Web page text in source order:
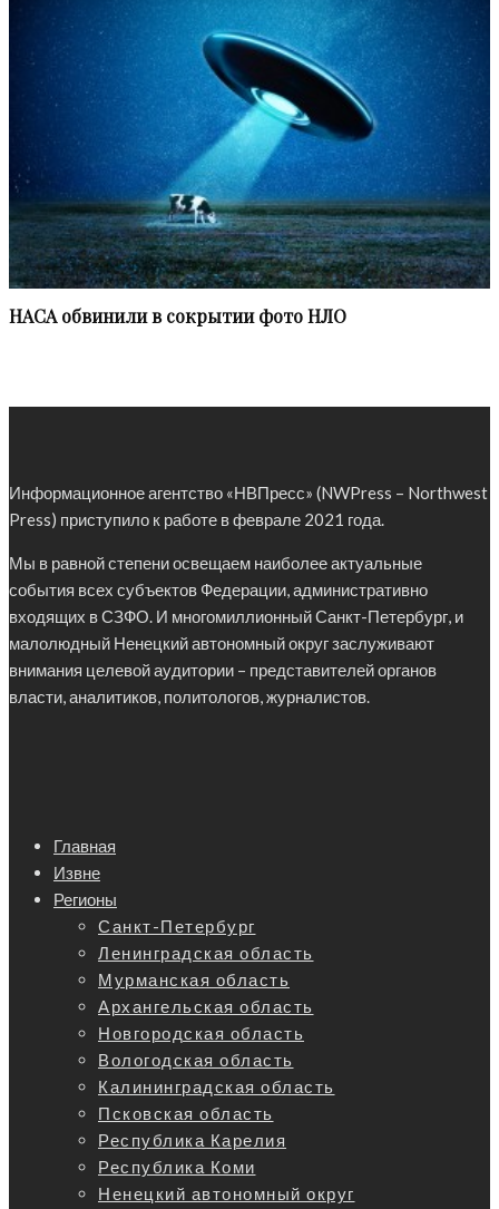
НАСА обвинили в сокрытии фото НЛО
Информационное агентство «НВПресс» (NWPress – Northwest
Press) приступило к работе в феврале 2021 года.
Мы в равной степени освещаем наиболее актуальные
события всех субъектов Федерации, административно
входящих в СЗФО. И многомиллионный Санкт-Петербург, и
малолюдный Ненецкий автономный округ заслуживают
внимания целевой аудитории – представителей органов
власти, аналитиков, политологов, журналистов.
Главная
Извне
Регионы
Санкт-Петербург
Ленинградская область
Мурманская область
Архангельская область
Новгородская область
Вологодская область
Калининградская область
Псковская область
Республика Карелия
Республика Коми
Ненецкий автономный округ